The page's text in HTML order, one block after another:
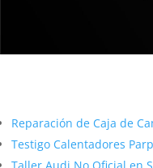
Reparación de Caja de
Testigo Calentadores